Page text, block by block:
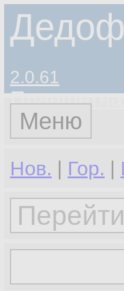
2.0.61
Меню
Нов. | Гор. |